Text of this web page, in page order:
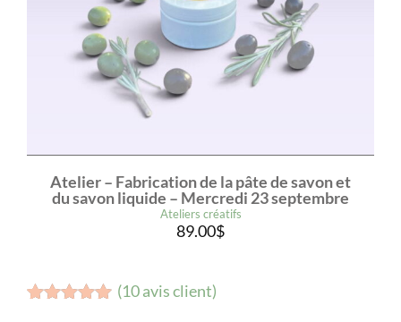
Atelier – Fabrication de la pâte de savon et
du savon liquide – Mercredi 23 septembre
Ateliers créatifs
89.00$
(10avis client)